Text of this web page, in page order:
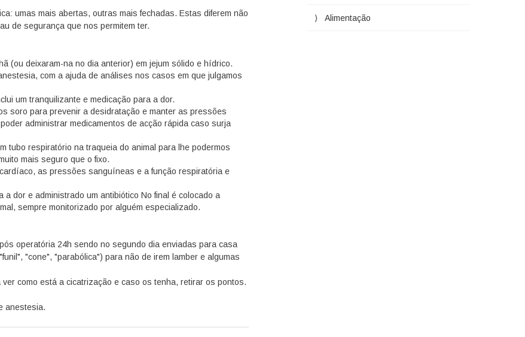
umas mais abertas, outras mais fechadas. Estas diferem não
de segurança que nos permitem ter.
(ou deixaram-na no dia anterior) em jejum sólido e hídrico.
com a ajuda de análises nos casos em que julgamos
um tranquilizante e medicação para a dor.
soro para prevenir a desidratação e manter as pressões
administrar medicamentos de acção rápida caso surja
tubo respiratório na traqueia do animal para lhe podermos
mais seguro que o fixo.
as pressões sanguíneas e a função respiratória e
dor e administrado um antibiótico No final é colocado a
sempre monitorizado por alguém especializado.
operatória 24h sendo no segundo dia enviadas para casa
"cone", "parabólica") para não de irem lamber e algumas
como está a cicatrização e caso os tenha, retirar os pontos.
anestesia.
Alimentação